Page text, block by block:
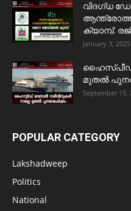
വിദഗ്ധ
ആന്ത്രോത്ത്
ക്യാമ്പ്.
January 3, 2025
മുതൽ
September 15,
POPULAR CATEGORY
Lakshadweep
Politics
National